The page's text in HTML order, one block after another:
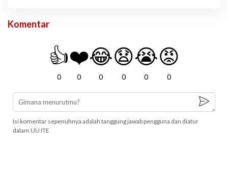
Komentar
👍
0
❤️
0
😂
0
😧
0
😭
0
😡
0
Isi komentar sepenuhnya adalah tanggung jawab pengguna dan diatur
dalam UU ITE